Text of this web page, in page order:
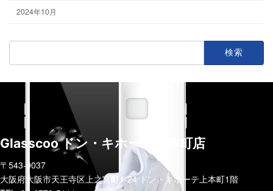
2024年10月
検
Glasscoo ドン・キホーテ上本町店
〒543-0037
大阪府大阪市天王寺区上之宮町1-24 ドン・キホーテ上本町1階